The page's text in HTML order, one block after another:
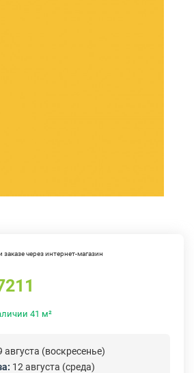
через интернет-магазин
41 м²
августа (воскресенье)
12 августа (среда)